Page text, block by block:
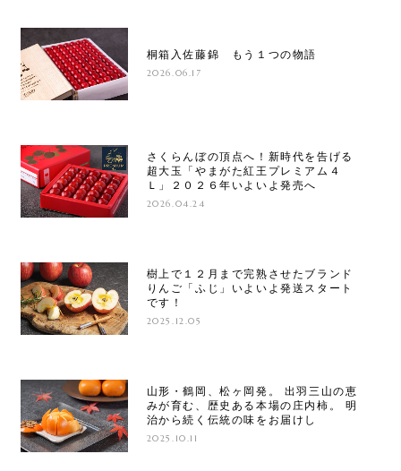
桐箱入佐藤錦 もう１つの物語
2026.06.17
さくらんぼの頂点へ！新時代を告げる
超大玉「やまがた紅王プレミアム４
Ｌ」２０２６年いよいよ発売へ
2026.04.24
樹上で１２月まで完熟させたブランド
りんご「ふじ」いよいよ発送スタート
です！
2025.12.05
山形・鶴岡、松ヶ岡発。 出羽三山の恵
みが育む、歴史ある本場の庄内柿。 明
治から続く伝統の味をお届けし
2025.10.11